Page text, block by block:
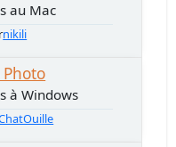
au Mac
nikili
Photo
à Windows